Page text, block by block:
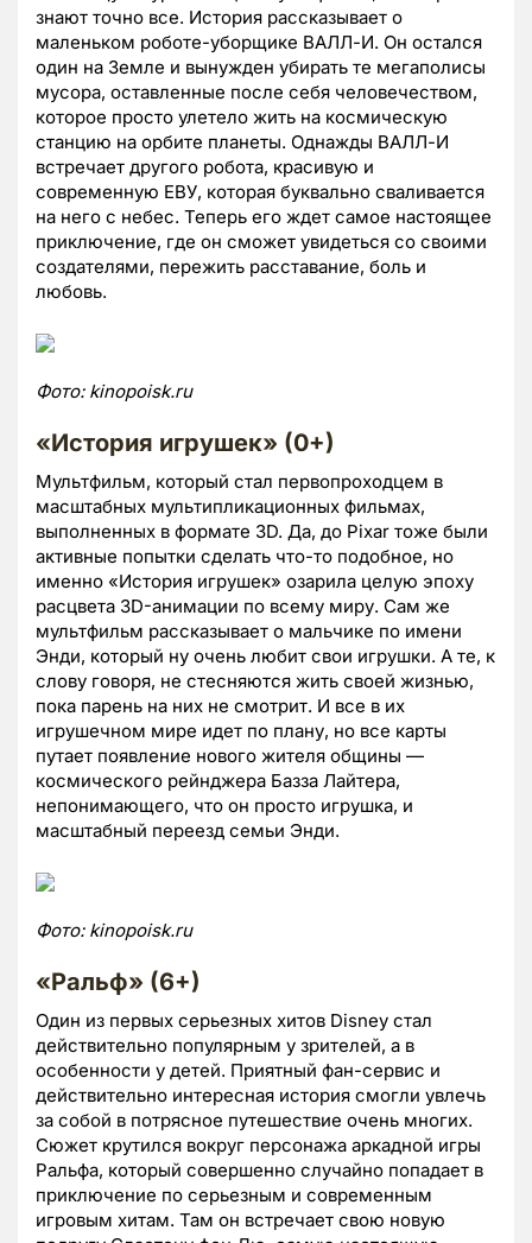
знают точно все. История рассказывает о
маленьком роботе-уборщике ВАЛЛ-И. Он остался
один на Земле и вынужден убирать те мегаполисы
мусора, оставленные после себя человечеством,
которое просто улетело жить на космическую
станцию на орбите планеты. Однажды ВАЛЛ-И
встречает другого робота, красивую и
современную ЕВУ, которая буквально сваливается
на него с небес. Теперь его ждет самое настоящее
приключение, где он сможет увидеться со своими
создателями, пережить расставание, боль и
любовь.
Фото: kinopoisk.ru
«История игрушек» (0+)
Мультфильм, который стал первопроходцем в
масштабных мультипликационных фильмах,
выполненных в формате 3D. Да, до Pixar тоже были
активные попытки сделать что-то подобное, но
именно «История игрушек» озарила целую эпоху
расцвета 3D-анимации по всему миру. Сам же
мультфильм рассказывает о мальчике по имени
Энди, который ну очень любит свои игрушки. А те, к
слову говоря, не стесняются жить своей жизнью,
пока парень на них не смотрит. И все в их
игрушечном мире идет по плану, но все карты
путает появление нового жителя общины —
космического рейнджера Базза Лайтера,
непонимающего, что он просто игрушка, и
масштабный переезд семьи Энди.
Фото: kinopoisk.ru
«Ральф» (6+)
Один из первых серьезных хитов Disney стал
действительно популярным у зрителей, а в
особенности у детей. Приятный фан-сервис и
действительно интересная история смогли увлечь
за собой в потрясное путешествие очень многих.
Сюжет крутился вокруг персонажа аркадной игры
Ральфа, который совершенно случайно попадает в
приключение по серьезным и современным
игровым хитам. Там он встречает свою новую